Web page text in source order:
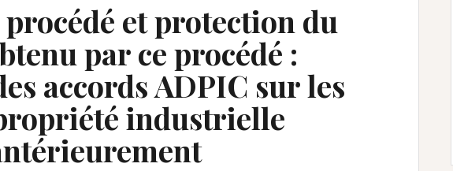
procédé et protection du
par ce procédé :
accords ADPIC sur les
industrielle